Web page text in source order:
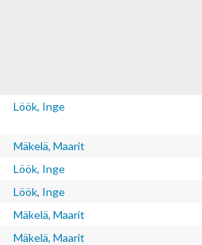
Löök, Inge
Mäkelä, Maarit
Löök, Inge
Löök, Inge
Mäkelä, Maarit
Mäkelä, Maarit